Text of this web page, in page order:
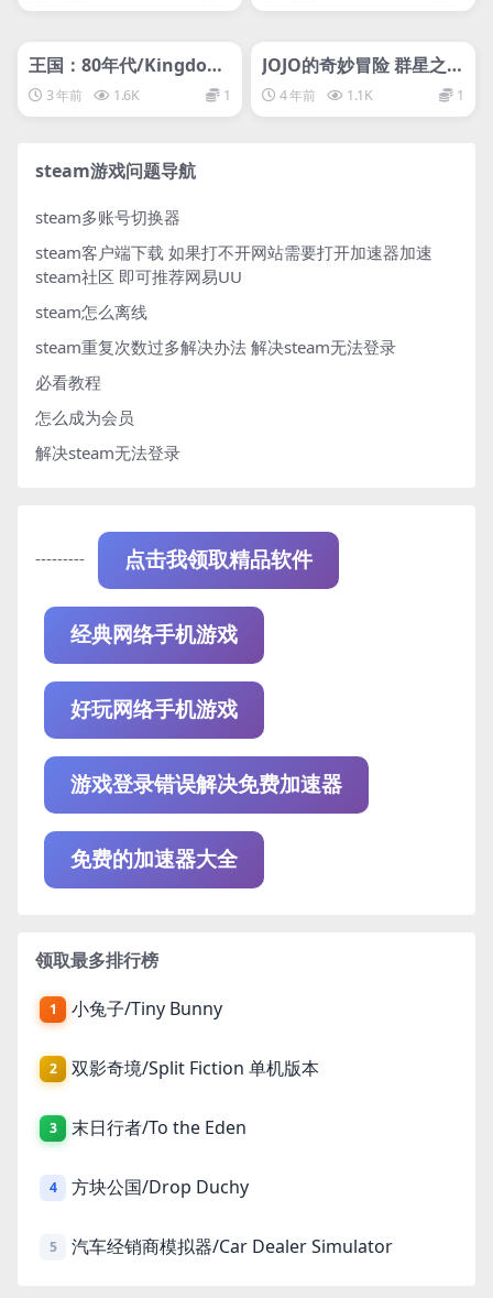
svip专属
王国：80年代/Kingdom
Eighties
3 年前 1.6K 1
svip专属
JOJO的奇妙冒险 群星之战
重制版
4 年前 1.1K 1
steam游戏问题导航
steam多账号切换器
steam客户端下载 如果打不开网站需要打开加速器加速
steam社区 即可推荐网易UU
steam怎么离线
steam重复次数过多解决办法 解决steam无法登录
必看教程
怎么成为会员
解决steam无法登录
--------- 点击我领取精品软件
经典网络手机游戏
好玩网络手机游戏
游戏登录错误解决免费加速器
免费的加速器大全
领取最多排行榜
1 小兔子/Tiny Bunny
2 双影奇境/Split Fiction 单机版本
3 末日行者/To the Eden
4 方块公国/Drop Duchy
5 汽车经销商模拟器/Car Dealer Simulator